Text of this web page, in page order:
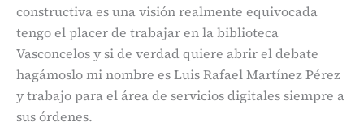
constructiva es una visión realmente equivocada
tengo el placer de trabajar en la biblioteca
Vasconcelos y si de verdad quiere abrir el debate
hagámoslo mi nombre es Luis Rafael Martínez Pérez
y trabajo para el área de servicios digitales siempre a
sus órdenes.